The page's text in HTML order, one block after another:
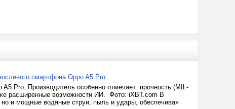
смартфона Oppo A5 Pro
Pro. Производитель особенно отмечает прочность (MIL-
расширенные возможности ИИ. Фото: iXBT.com В
и мощные водяные струи, пыль и удары, обеспечивая